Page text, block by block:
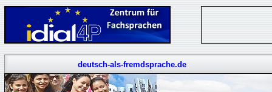
deutsch-als-fremdsprache.de